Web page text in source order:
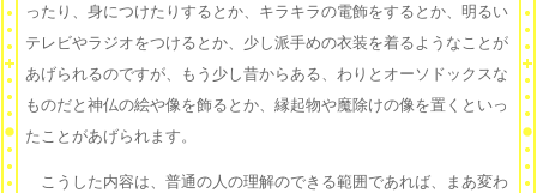
ったり、身につけたりするとか、キラキラの電飾をするとか、明るい
テレビやラジオをつけるとか、少し派手めの衣装を着るようなことが
あげられるのですが、もう少し昔からある、わりとオーソドックスな
ものだと神仏の絵や像を飾るとか、縁起物や魔除けの像を置くといっ
たことがあげられます。
こうした内容は、普通の人の理解のできる範囲であれば、まあ変わ